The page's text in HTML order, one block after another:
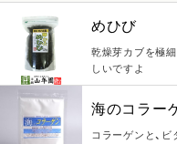
めひび
乾燥芽カブを極
しいですよ
海のコラー
コラーゲンと、